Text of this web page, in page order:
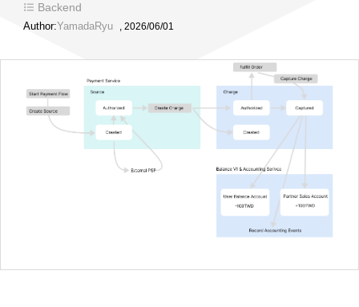
Backend
Author:YamadaRyu , 2026/06/01